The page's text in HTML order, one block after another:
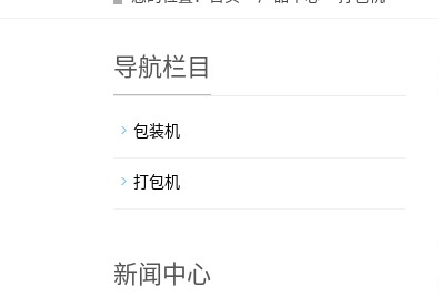
导航栏目
包装机
打包机
新闻中心